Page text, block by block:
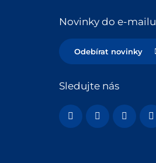
Novinky do e-mailu
Odebírat novinky
Sledujte nás